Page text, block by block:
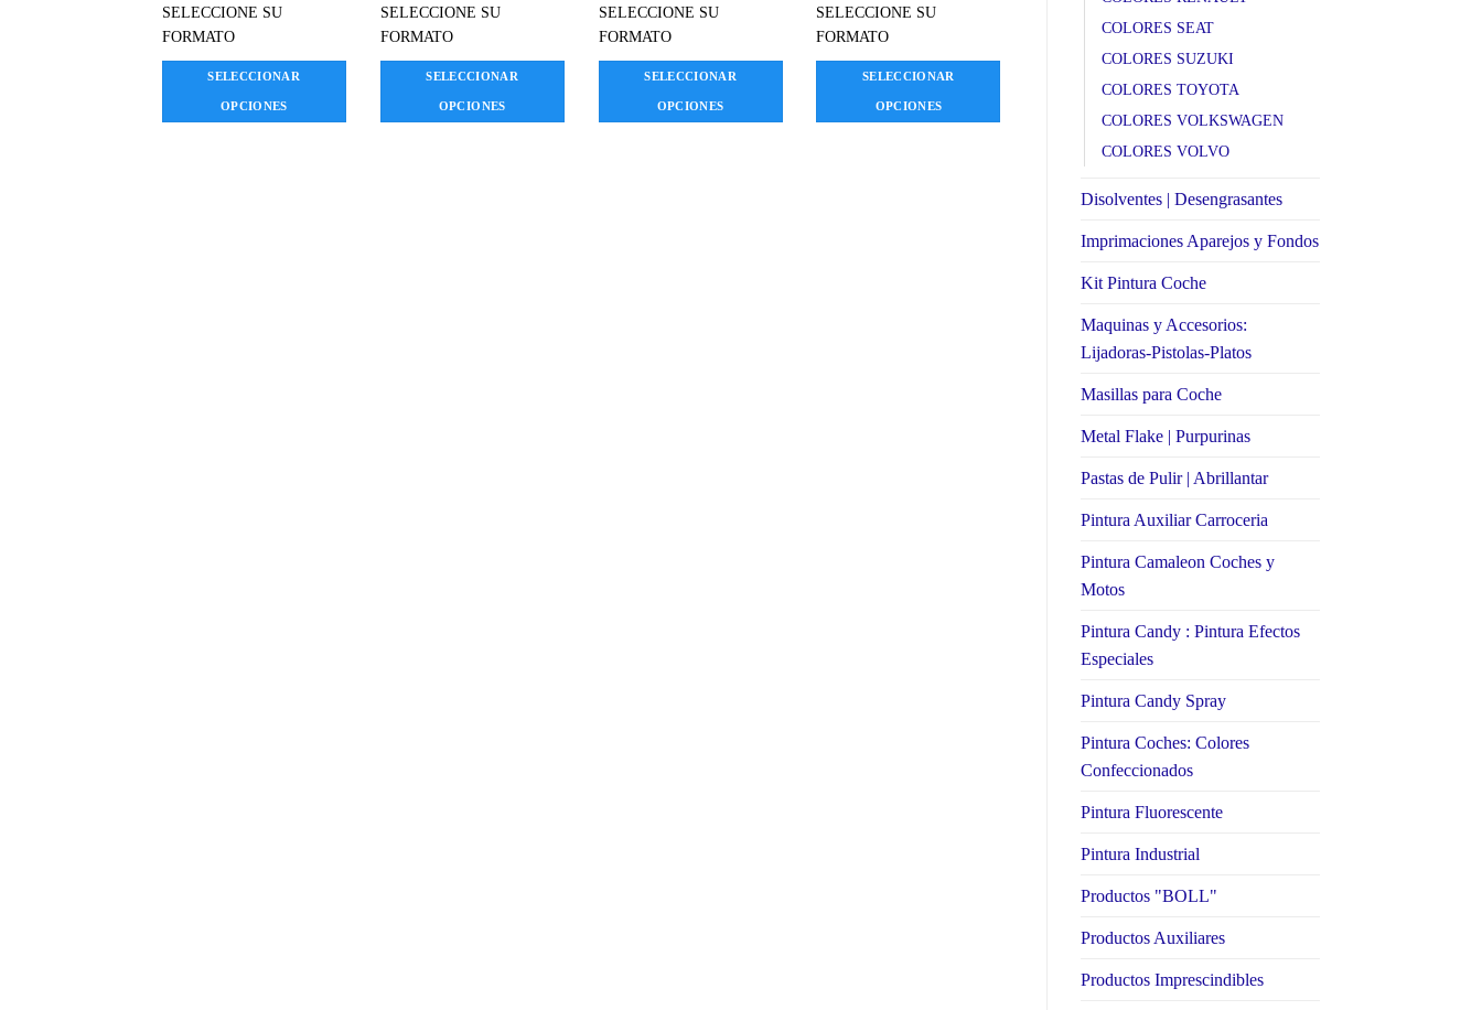
COLORES SEAT
COLORES SUZUKI
COLORES TOYOTA
COLORES VOLKSWAGEN
COLORES VOLVO
Disolventes | Desengrasantes
Imprimaciones Aparejos y Fondos
Kit Pintura Coche
Maquinas y Accesorios:
Lijadoras-Pistolas-Platos
Masillas para Coche
Metal Flake | Purpurinas
Pastas de Pulir | Abrillantar
Pintura Auxiliar Carroceria
Pintura Camaleon Coches y
Motos
Pintura Candy : Pintura Efectos
Especiales
Pintura Candy Spray
Pintura Coches: Colores
Confeccionados
Pintura Fluorescente
Pintura Industrial
Productos "BOLL"
Productos Auxiliares
Productos Imprescindibles
SELECCIONE SU
FORMATO
SELECCIONAR
OPCIONES
SELECCIONE SU
FORMATO
SELECCIONAR
OPCIONES
SELECCIONE SU
FORMATO
SELECCIONAR
OPCIONES
SELECCIONE SU
FORMATO
SELECCIONAR
OPCIONES
FORMATO